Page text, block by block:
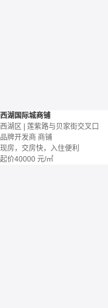
西湖国际城商铺
西湖区 | 莲紫路与贝家街交叉口
品牌开发商 商铺
现房，交房快，入住便利
起价40000 元/㎡